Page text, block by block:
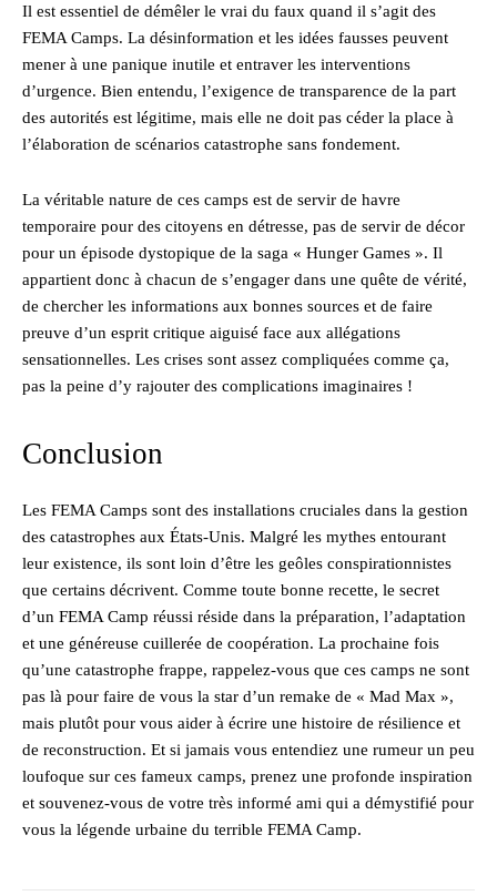
Il est essentiel de démêler le vrai du faux quand il s’agit des
FEMA Camps. La désinformation et les idées fausses peuvent
mener à une panique inutile et entraver les interventions
d’urgence. Bien entendu, l’exigence de transparence de la part
des autorités est légitime, mais elle ne doit pas céder la place à
l’élaboration de scénarios catastrophe sans fondement.
La véritable nature de ces camps est de servir de havre
temporaire pour des citoyens en détresse, pas de servir de décor
pour un épisode dystopique de la saga « Hunger Games ». Il
appartient donc à chacun de s’engager dans une quête de vérité,
de chercher les informations aux bonnes sources et de faire
preuve d’un esprit critique aiguisé face aux allégations
sensationnelles. Les crises sont assez compliquées comme ça,
pas la peine d’y rajouter des complications imaginaires !
Conclusion
Les FEMA Camps sont des installations cruciales dans la gestion
des catastrophes aux États-Unis. Malgré les mythes entourant
leur existence, ils sont loin d’être les geôles conspirationnistes
que certains décrivent. Comme toute bonne recette, le secret
d’un FEMA Camp réussi réside dans la préparation, l’adaptation
et une généreuse cuillerée de coopération. La prochaine fois
qu’une catastrophe frappe, rappelez-vous que ces camps ne sont
pas là pour faire de vous la star d’un remake de « Mad Max »,
mais plutôt pour vous aider à écrire une histoire de résilience et
de reconstruction. Et si jamais vous entendiez une rumeur un peu
loufoque sur ces fameux camps, prenez une profonde inspiration
et souvenez-vous de votre très informé ami qui a démystifié pour
vous la légende urbaine du terrible FEMA Camp.